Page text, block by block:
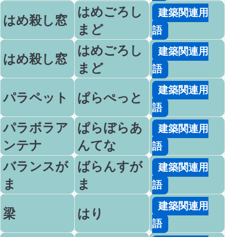
はめ殺し窓
はめごろし
まど
建築関連用
語
はめ殺し窓
はめごろし
まど
建築関連用
語
パラペット ぱらぺっと
建築関連用
語
パラボラア
ンテナ
ぱらぼらあ
んてな
建築関連用
語
バランスが
ま
ばらんすが
ま
建築関連用
語
梁 はり
建築関連用
語